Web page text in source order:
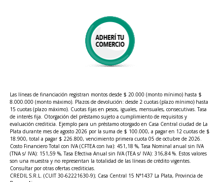
Las líneas de financiación registran montos desde $ 20.000 (monto mínimo) hasta $
8.000.000 (monto máximo). Plazos de devolución: desde 2 cuotas (plazo mínimo) hasta
15 cuotas (plazo máximo). Cuotas fijas en pesos, iguales, mensuales, consecutivas. Tasa
de interés fija. Otorgación del préstamo sujeto a cumplimiento de requisitos y
evaluación crediticia. Ejemplo para un préstamo otorgado en Casa Central ciudad de La
Plata durante mes de agosto 2026 por la suma de $ 100.000, a pagar en 12 cuotas de $
18.900, total a pagar $ 226.800, vencimiento primera cuota 05 de octubre de 2026.
Costo Financiero Total con IVA (CFTEA con Iva): 451,18 %, Tasa Nominal anual sin IVA
(TNA s/ IVA): 151,59 %, Tasa Efectiva Anual sin IVA (TEA s/ IVA): 316,84 %. Estos valores
son una muestra y no representan la totalidad de las líneas de crédito vigentes.
Consultar por otras ofertas crediticias.
CREDIL S.R.L. (CUIT 30-62221630-9); Casa Central 15 N°1437 La Plata, Provincia de